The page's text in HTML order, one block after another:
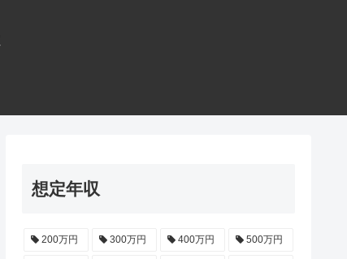
想定年収
200万円 300万円 400万円 500万円